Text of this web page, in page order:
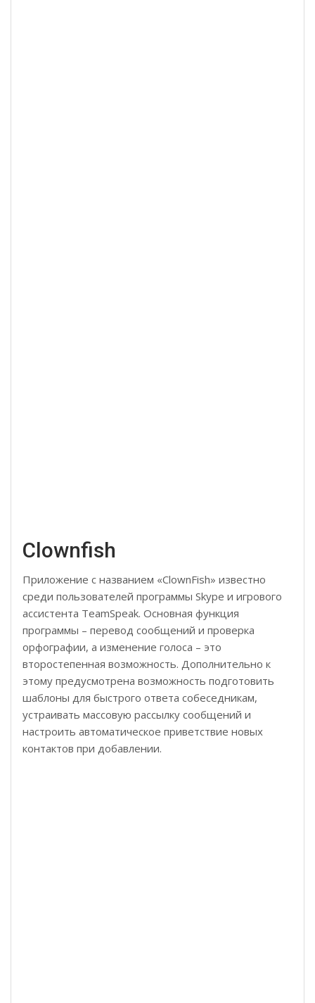
Clownfish
Приложение с названием «ClownFish» известно
среди пользователей программы Skype и игрового
ассистента TeamSpeak. Основная функция
программы – перевод сообщений и проверка
орфографии, а изменение голоса – это
второстепенная возможность. Дополнительно к
этому предусмотрена возможность подготовить
шаблоны для быстрого ответа собеседникам,
устраивать массовую рассылку сообщений и
настроить автоматическое приветствие новых
контактов при добавлении.